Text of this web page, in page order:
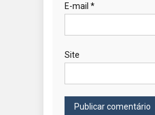
E-mail *
Site